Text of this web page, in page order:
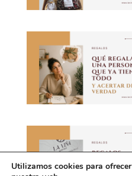
Utilizamos cookies para